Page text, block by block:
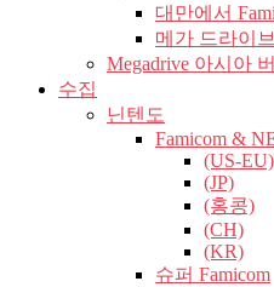
대만에서
메가 드라이
Megadrive 아시아
수집
닌텐도
Famicom &
(US-EU)
(JP)
(홍콩)
(CH)
(KR)
슈퍼 Famicom